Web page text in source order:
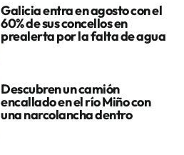
Galicia entra en agosto con el
60% de sus concellos en
prealerta por la falta de agua
Descubren un camión
encallado en el río Miño con
una narcolancha dentro